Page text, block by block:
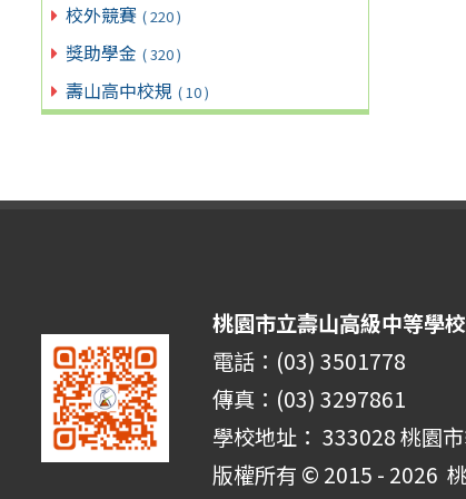
校外競賽 ( 220 )
獎助學金 ( 320 )
壽山高中校規 ( 10 )
桃園市立壽山高級中等學校
電話：(03) 3501778
傳真：(03) 3297861
學校地址： 333028 桃園
版權所有 © 2015 - 2026